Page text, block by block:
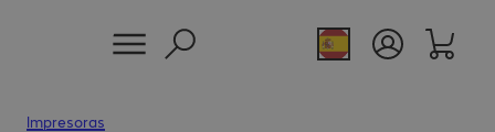
Impresoras